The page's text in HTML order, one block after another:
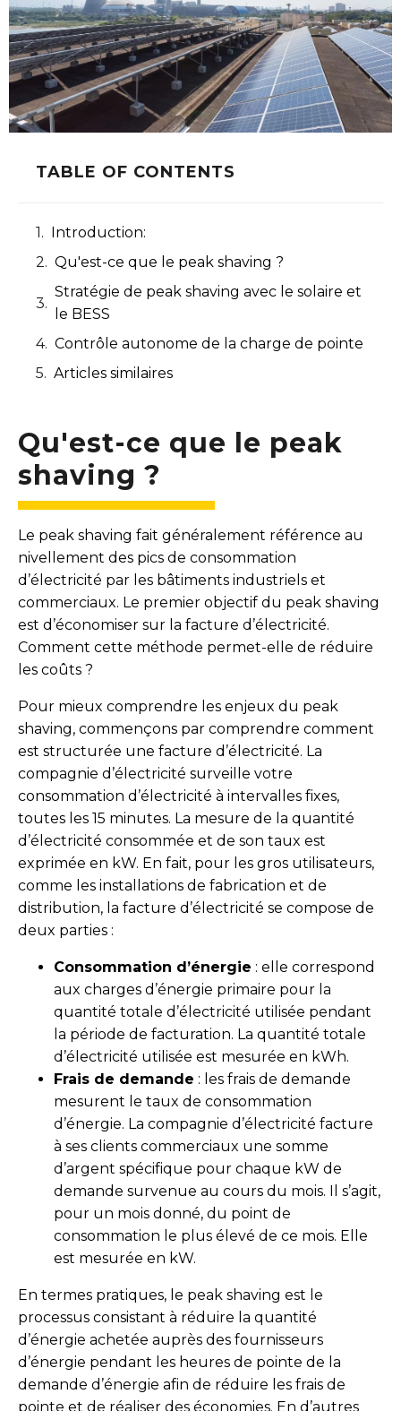
TABLE OF CONTENTS
Introduction:
Qu'est-ce que le peak shaving ?
Stratégie de peak shaving avec le solaire et
le BESS
Contrôle autonome de la charge de pointe
Articles similaires
Qu'est-ce que le peak
shaving ?
Le peak shaving fait généralement référence au
nivellement des pics de consommation
d’électricité par les bâtiments industriels et
commerciaux. Le premier objectif du peak shaving
est d’économiser sur la facture d’électricité.
Comment cette méthode permet-elle de réduire
les coûts ?
Pour mieux comprendre les enjeux du peak
shaving, commençons par comprendre comment
est structurée une facture d’électricité. La
compagnie d’électricité surveille votre
consommation d’électricité à intervalles fixes,
toutes les 15 minutes. La mesure de la quantité
d’électricité consommée et de son taux est
exprimée en kW. En fait, pour les gros utilisateurs,
comme les installations de fabrication et de
distribution, la facture d’électricité se compose de
deux parties :
Consommation d’énergie : elle correspond
aux charges d’énergie primaire pour la
quantité totale d’électricité utilisée pendant
la période de facturation. La quantité totale
d’électricité utilisée est mesurée en kWh.
Frais de demande : les frais de demande
mesurent le taux de consommation
d’énergie. La compagnie d’électricité facture
à ses clients commerciaux une somme
d’argent spécifique pour chaque kW de
demande survenue au cours du mois. Il s’agit,
pour un mois donné, du point de
consommation le plus élevé de ce mois. Elle
est mesurée en kW.
En termes pratiques, le peak shaving est le
processus consistant à réduire la quantité
d’énergie achetée auprès des fournisseurs
d’énergie pendant les heures de pointe de la
demande d’énergie afin de réduire les frais de
pointe et de réaliser des économies. En d’autres